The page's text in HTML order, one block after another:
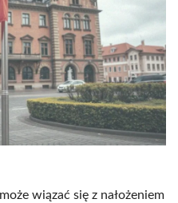
wiązać się z nałożeniem